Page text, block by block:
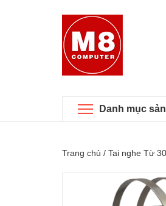
Danh mục
Trang chủ / Tai nghe Từ